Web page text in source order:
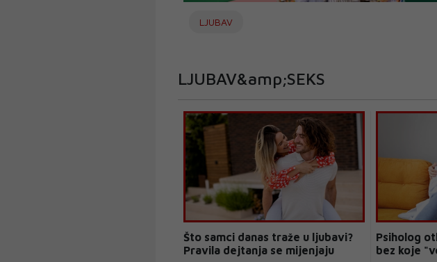
LJUBAV
LJUBAV&amp;SEKS
Što samci danas traže u ljubavi?
Pravila dejtanja se mijenjaju
Psiholog
bez koje